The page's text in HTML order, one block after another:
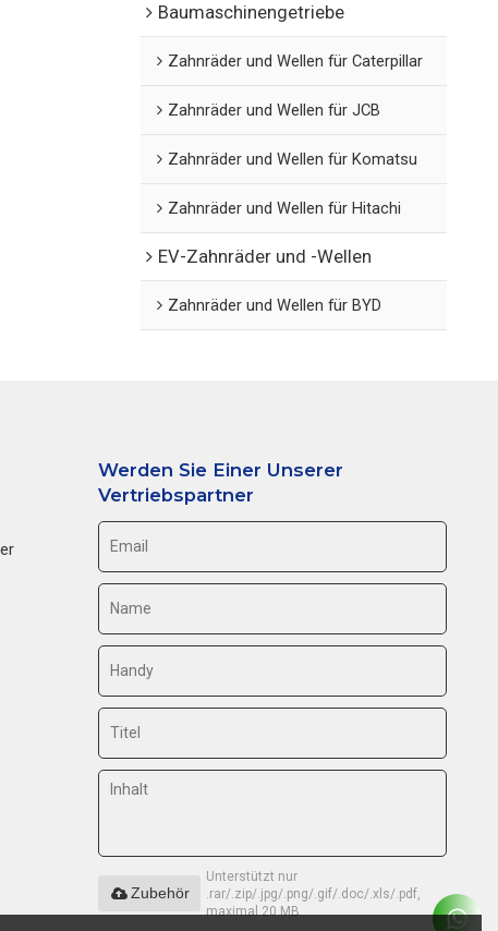
Baumaschinengetriebe
Zahnräder und Wellen für Caterpillar
Zahnräder und Wellen für JCB
Zahnräder und Wellen für Komatsu
Zahnräder und Wellen für Hitachi
EV-Zahnräder und -Wellen
Zahnräder und Wellen für BYD
Werden Sie Einer Unserer
Vertriebspartner
Unterstützt nur
.rar/.zip/.jpg/.png/.gif/.doc/.xls/.pdf,
maximal 20 MB
Zubehör